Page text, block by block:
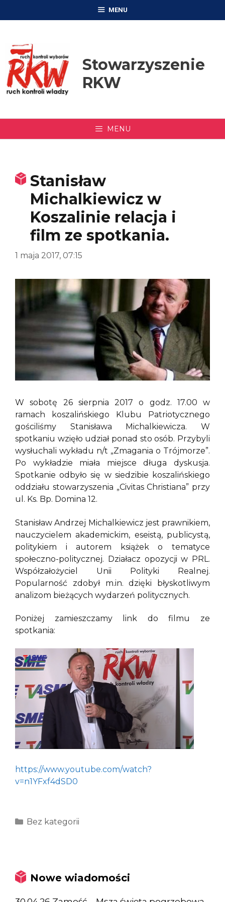
MENU
Stowarzyszenie
RKW
MENU
Stanisław
Michalkiewicz w
Koszalinie relacja i
film ze spotkania.
1 maja 2017, 07:15
W sobotę 26 sierpnia 2017 o godz. 17.00 w
ramach koszalińskiego Klubu Patriotycznego
gościliśmy Stanisława Michalkiewicza. W
spotkaniu wzięło udział ponad sto osób. Przybyli
wysłuchali wykładu n/t „Zmagania o Trójmorze”.
Po wykładzie miała miejsce długa dyskusja.
Spotkanie odbyło się w siedzibie koszalińskiego
oddziału stowarzyszenia „Civitas Christiana” przy
ul. Ks. Bp. Domina 12.
Stanisław Andrzej Michalkiewicz jest prawnikiem,
nauczycielem akademickim, eseistą, publicystą,
politykiem i autorem książek o tematyce
społeczno-politycznej. Działacz opozycji w PRL.
Współzałożyciel Unii Polityki Realnej.
Popularność zdobył m.in. dzięki błyskotliwym
analizom bieżących wydarzeń politycznych.
Poniżej zamieszczamy link do filmu ze
spotkania:
https://www.youtube.com/watch?
v=n1YFxf4dSD0
Kategorie
Bez kategorii
Nowe wiadomości